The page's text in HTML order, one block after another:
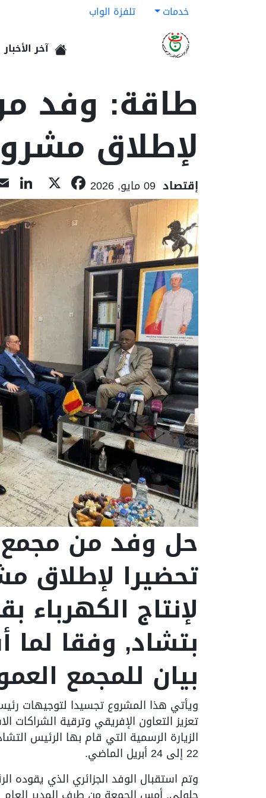
خدمات تلفزة الواب
آخر الأخبار
طاقة: وفد
لإطلاق
إقتصاد 09 مايو, 2026
حل وفد من مجمع
تحضيرا لإطلاق
بتشاد, وفقا لما
بيان للمجمع
ويأتي هذا المشروع تجسيدا لتوجيهات
تعزيز التعاون الإفريقي وترقية
الزيارة الرسمية التي قام بها الرئيس
22 إلى 24 أبريل الماضي.
وتم استقبال الوفد الجزائري الذي يقوده